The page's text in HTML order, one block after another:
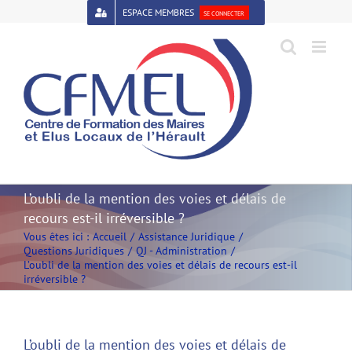
Open toolbar
ESPACE MEMBRES SE CONNECTER
L’oubli de la mention des voies et délais de
recours est-il irréversible ?
Vous êtes ici : Accueil
Assistance Juridique
Questions Juridiques
QJ - Administration
L’oubli de la mention des voies et délais de recours est-il
irréversible ?
L’oubli de la mention des voies et délais de